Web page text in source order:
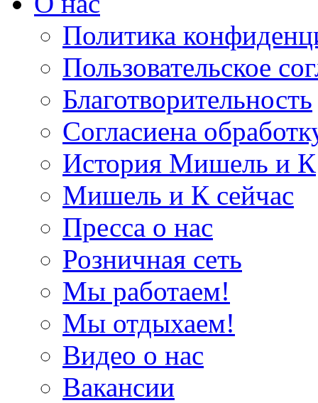
Политика
Пользовательское
Благотворительность
Согласиена
История Мишель и К
Мишель и К сейчас
Пресса о нас
Розничная сеть
Мы работаем!
Мы отдыхаем!
Видео о нас
Вакансии